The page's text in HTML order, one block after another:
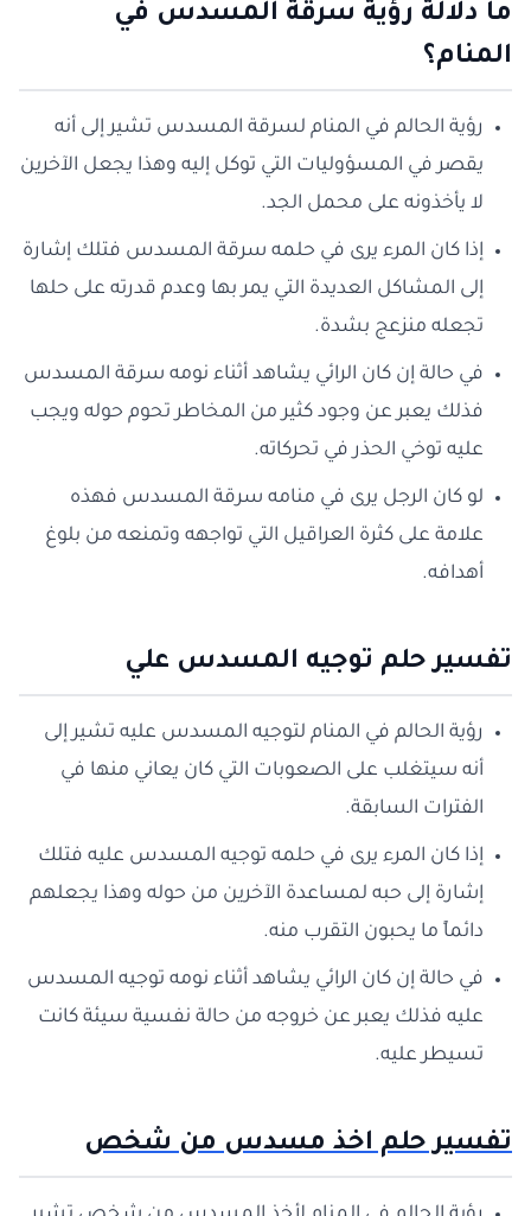
ما دلالة رؤية سرقة المسدس في
المنام؟
رؤية الحالم في المنام لسرقة المسدس تشير إلى أنه
يقصر في المسؤوليات التي توكل إليه وهذا يجعل الآخرين
لا يأخذونه على محمل الجد.
إذا كان المرء يرى في حلمه سرقة المسدس فتلك إشارة
إلى المشاكل العديدة التي يمر بها وعدم قدرته على حلها
تجعله منزعج بشدة.
في حالة إن كان الرائي يشاهد أثناء نومه سرقة المسدس
فذلك يعبر عن وجود كثير من المخاطر تحوم حوله ويجب
عليه توخي الحذر في تحركاته.
لو كان الرجل يرى في منامه سرقة المسدس فهذه
علامة على كثرة العراقيل التي تواجهه وتمنعه من بلوغ
أهدافه.
تفسير حلم توجيه المسدس علي
رؤية الحالم في المنام لتوجيه المسدس عليه تشير إلى
أنه سيتغلب على الصعوبات التي كان يعاني منها في
الفترات السابقة.
إذا كان المرء يرى في حلمه توجيه المسدس عليه فتلك
إشارة إلى حبه لمساعدة الآخرين من حوله وهذا يجعلهم
دائماً ما يحبون التقرب منه.
في حالة إن كان الرائي يشاهد أثناء نومه توجيه المسدس
عليه فذلك يعبر عن خروجه من حالة نفسية سيئة كانت
تسيطر عليه.
تفسير حلم اخذ مسدس من شخص